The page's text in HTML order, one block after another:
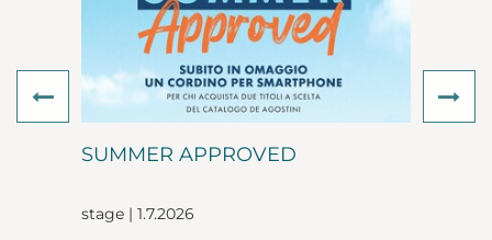
SUMMER APPROVED
stage | 1.7.2026
Previous